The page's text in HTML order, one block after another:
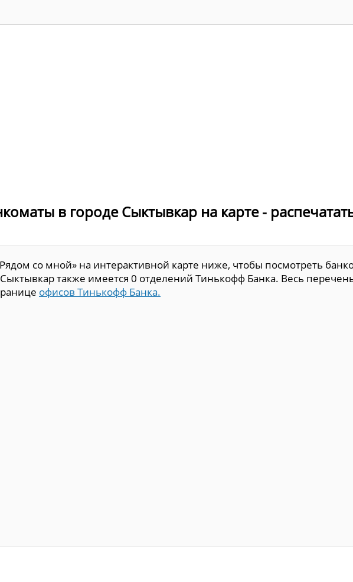
в городе Сыктывкар на карте -
со мной» на интерактивной карте ниже, чтобы посмотреть
Сыктывкар также имеется 0 отделений Тинькофф Банка. Весь
офисов Тинькофф Банка.